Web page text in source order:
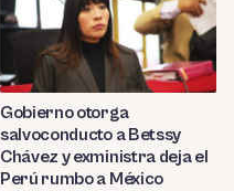
Gobierno otorga
salvoconducto a Betssy
Chávez y exministra deja el
Perú rumbo a México